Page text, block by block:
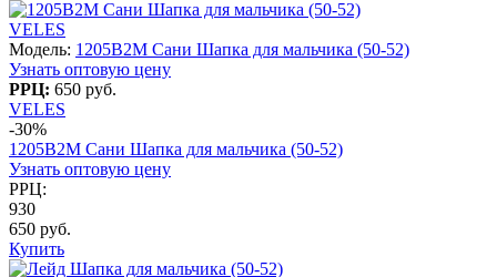
VELES
Модель: 1205B2M Сани Шапка для мальчика (50-52)
Узнать оптовую цену
РРЦ: 650 руб.
VELES
-30%
1205B2M Сани Шапка для мальчика (50-52)
Узнать оптовую цену
РРЦ:
930
650 руб.
Купить